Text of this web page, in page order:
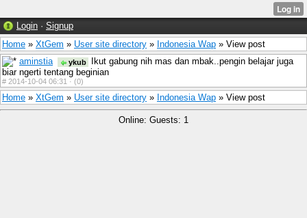
Login · Signup
Home » XtGem » User site directory » Indonesia Wap » View post
aminstia
ykub
Ikut gabung nih mas dan mbak..pengin belajar juga
biar ngerti tentang beginian
# 2014-10-04 06:31 · (0)
Home » XtGem » User site directory » Indonesia Wap » View post
Online: Guests: 1